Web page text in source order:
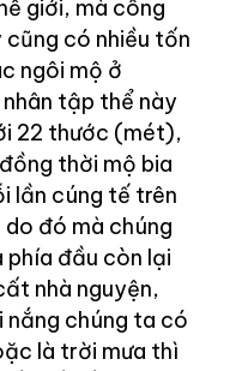
giới, mà công
có nhiều tốn
ngôi mộ ở
tập thể này
22 thước (mét),
thời mộ bia
lần cúng tế trên
đó mà chúng
phía đầu còn lại
nhà nguyện,
chúng ta có
là trời mưa thì